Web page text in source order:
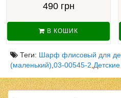
490 грн
В КОШИК
Теги: Шарф флисовый для
(маленький) 03-00545-2